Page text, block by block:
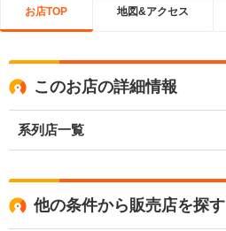
お店TOP 地図&アクセス
このお店の詳細情報
系列店一覧
他の条件から販売店を探す